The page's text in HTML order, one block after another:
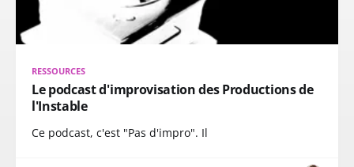
RESSOURCES
Le podcast d'improvisation des Productions de
l'Instable
Ce podcast, c'est "Pas d'impro". Il